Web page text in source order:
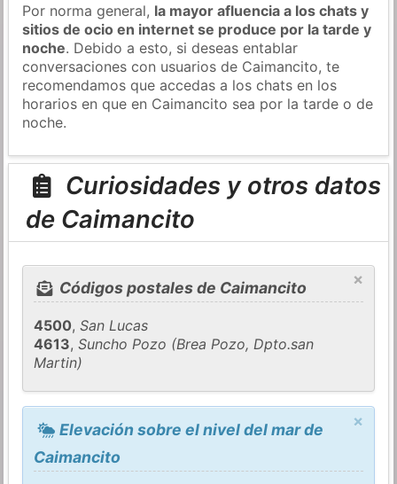
Por norma general, la mayor afluencia a los chats y
sitios de ocio en internet se produce por la tarde y
noche. Debido a esto, si deseas entablar
conversaciones con usuarios de Caimancito, te
recomendamos que accedas a los chats en los
horarios en que en Caimancito sea por la tarde o de
noche.
Curiosidades y otros datos
de Caimancito
×
Códigos postales de Caimancito
4500,San Lucas
4613,Suncho Pozo (Brea Pozo, Dpto.san
Martin)
×
Elevación sobre el nivel del mar de
Caimancito